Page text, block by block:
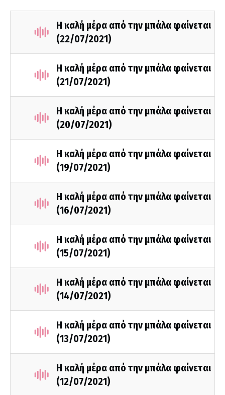
Η καλή μέρα από την μπάλα φαίνεται
(22/07/2021)
Η καλή μέρα από την μπάλα φαίνεται
(21/07/2021)
Η καλή μέρα από την μπάλα φαίνεται
(20/07/2021)
Η καλή μέρα από την μπάλα φαίνεται
(19/07/2021)
Η καλή μέρα από την μπάλα φαίνεται
(16/07/2021)
Η καλή μέρα από την μπάλα φαίνεται
(15/07/2021)
Η καλή μέρα από την μπάλα φαίνεται
(14/07/2021)
Η καλή μέρα από την μπάλα φαίνεται
(13/07/2021)
Η καλή μέρα από την μπάλα φαίνεται
(12/07/2021)